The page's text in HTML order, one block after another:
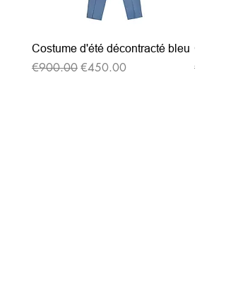
Costume d'été décontracté bleu
通常価格
€900.00セール価格
€450.00 通常価